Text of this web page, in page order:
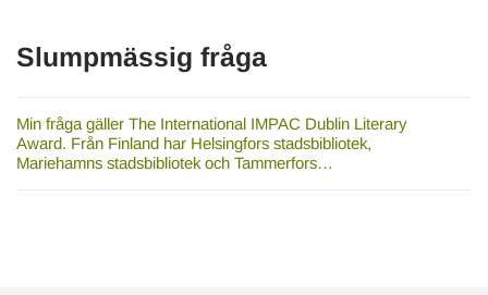
Slumpmässig fråga
Min fråga gäller The International IMPAC Dublin Literary
Award. Från Finland har Helsingfors stadsbibliotek,
Mariehamns stadsbibliotek och Tammerfors…